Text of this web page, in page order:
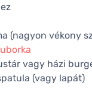
(nagyon vékony
uborka
vagy házi
(vagy lapát)